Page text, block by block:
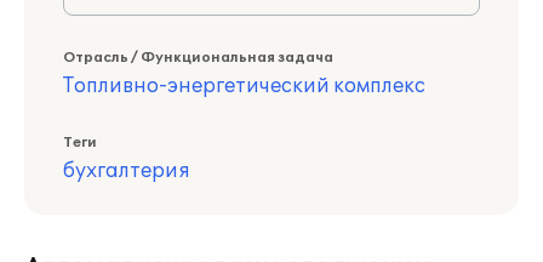
Отрасль / Функциональная задача
Топливно-энергетический комплекс
Теги
бухгалтерия